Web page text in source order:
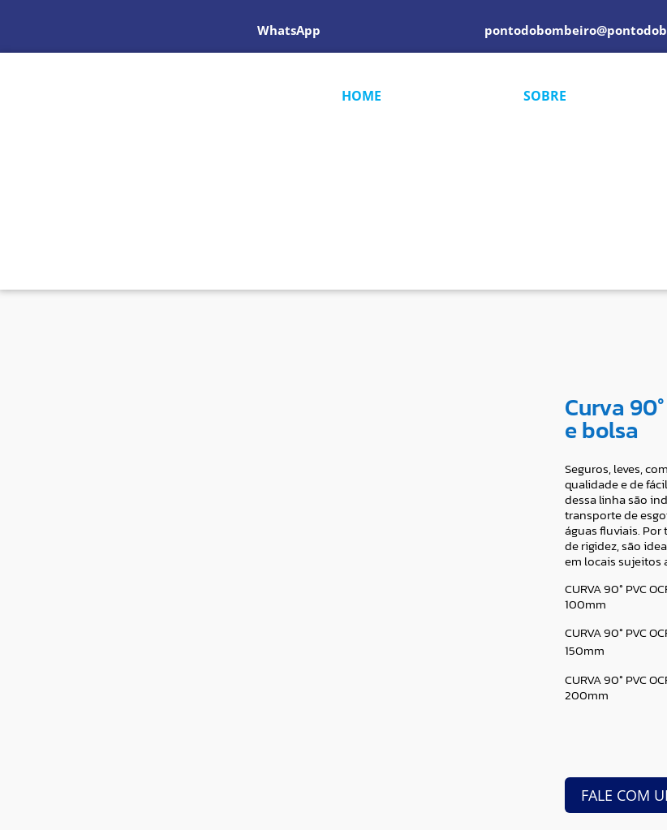
WhatsApp
HOME SOBRE
Curva
e bolsa
Seguros, leves,
qualidade e de
dessa linha são
transporte de
águas fluviais. Por
de rigidez, são
em locais sujeitos
CURVA 90° PVC
100mm
CURVA 90° PVC
150mm
CURVA 90° PVC
200mm
FALE COM